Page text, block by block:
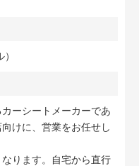
ーシートメーカーであ
けに、営業をお任せし
ります。自宅から直行